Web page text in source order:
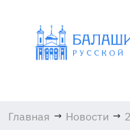
Главная → Новости →